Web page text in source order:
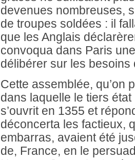
devenues nombreuses,
de troupes soldées : il
que les Anglais
convoqua dans Paris
délibérer sur les besoins
Cette assemblée, qu’on
dans laquelle le tiers
s’ouvrit en 1355 et
déconcerta les factieux,
embarras, avaient été
de, France, en le